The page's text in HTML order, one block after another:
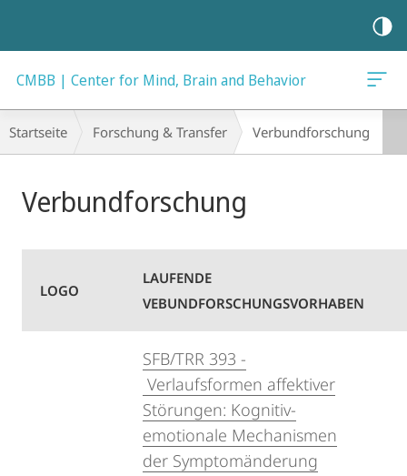
CMBB | Center for Mind, Brain and Behavior
Breadcrumb-
Navigation
Startseite Forschung & Transfer Verbund­forschung
Verbundforschung
LOGO
LAUFENDE
VEBUNDFORSCHUNGSVORHABEN
SFB/TRR 393 -
Verlaufsformen affektiver
Störungen: Kognitiv-
emotionale Mechanismen
der Symptomänderung